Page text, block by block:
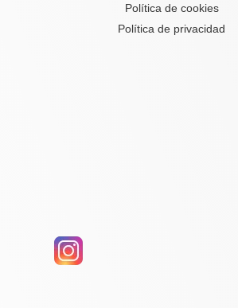
Política de cookies
Política de privacidad